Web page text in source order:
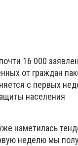
16 000
от граждан
с первых
населения
наметилась
неделю мы